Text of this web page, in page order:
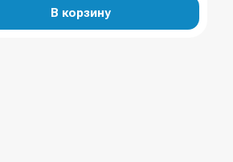
В корзину